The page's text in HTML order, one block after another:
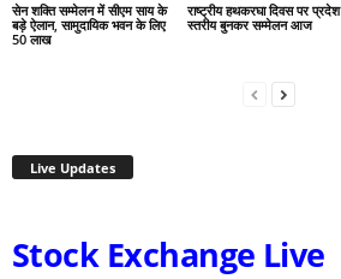
सेन शक्ति सम्मेलन में सीएम साय के
बड़े ऐलान, सामुदायिक भवन के लिए
50 लाख
राष्ट्रीय हथकरघा दिवस पर प्रदेश
स्तरीय बुनकर सम्मेलन आज
Live Updates
Stock Exchange Live